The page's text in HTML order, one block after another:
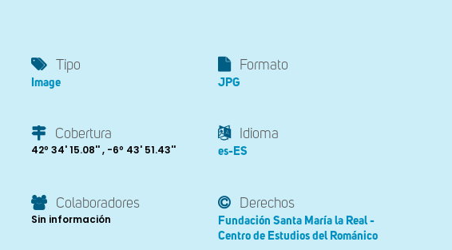
Tipo
Image
Formato
JPG
Cobertura
42º 34' 15.08'' , -6º 43' 51.43''
Idioma
es-ES
Colaboradores
Sin información
Derechos
Fundación Santa María la Real -
Centro de Estudios del Románico